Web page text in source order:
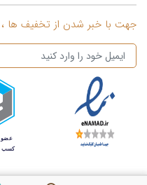
جهت با خبر شدن از تخفیف ها ،